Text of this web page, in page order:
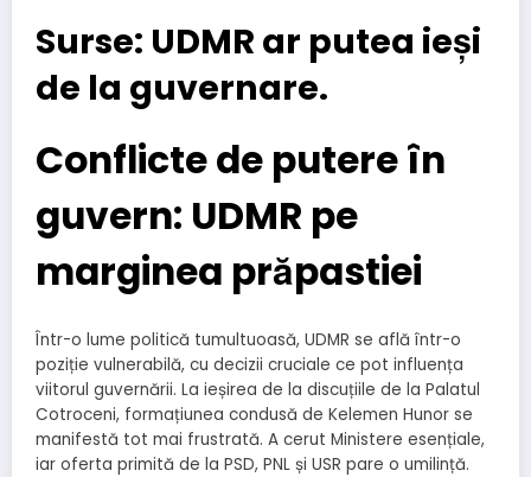
Surse: UDMR ar putea ieși
de la guvernare.
Conflicte de putere în
guvern: UDMR pe
marginea prăpastiei
Într-o lume politică tumultuoasă, UDMR se află într-o
poziție vulnerabilă, cu decizii cruciale ce pot influența
viitorul guvernării. La ieșirea de la discuțiile de la Palatul
Cotroceni, formațiunea condusă de Kelemen Hunor se
manifestă tot mai frustrată. A cerut Ministere esențiale,
iar oferta primită de la PSD, PNL și USR pare o umilință.